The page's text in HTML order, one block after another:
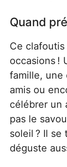
Quand
Ce
occasions !
famille, une
amis ou
célébrer un
pas le
soleil ? Il
déguste